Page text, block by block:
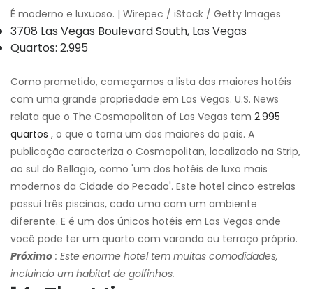
É moderno e luxuoso. | Wirepec / iStock / Getty Images
3708 Las Vegas Boulevard South, Las Vegas
Quartos: 2.995
Como prometido, começamos a lista dos maiores hotéis
com uma grande propriedade em Las Vegas. U.S. News
relata que o The Cosmopolitan of Las Vegas tem 2.995
quartos , o que o torna um dos maiores do país. A
publicação caracteriza o Cosmopolitan, localizado na Strip,
ao sul do Bellagio, como 'um dos hotéis de luxo mais
modernos da Cidade do Pecado'. Este hotel cinco estrelas
possui três piscinas, cada uma com um ambiente
diferente. E é um dos únicos hotéis em Las Vegas onde
você pode ter um quarto com varanda ou terraço próprio.
Próximo : Este enorme hotel tem muitas comodidades,
incluindo um habitat de golfinhos.